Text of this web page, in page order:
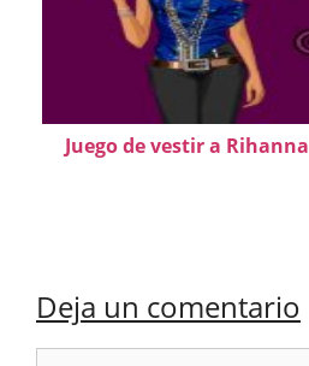
Juego de vestir a Rihanna
Deja un comentario